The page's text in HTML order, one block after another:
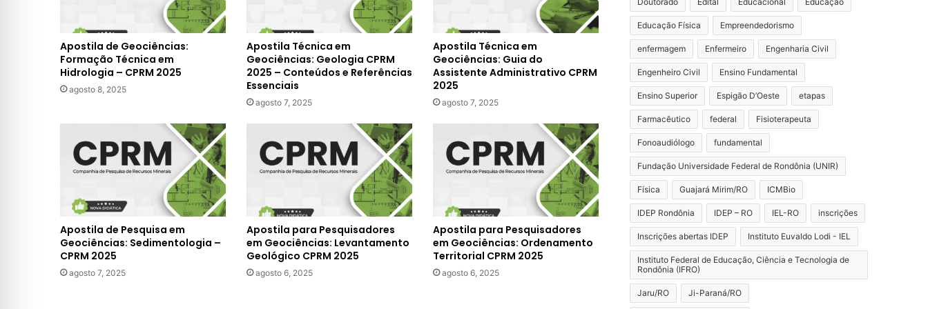
Apostila de Geociências:
Formação Técnica em
Hidrologia – CPRM 2025
agosto 8, 2025
Apostila Técnica em
Geociências: Geologia CPRM
2025 – Conteúdos e Referências
Essenciais
agosto 7, 2025
Apostila Técnica em
Geociências: Guia do
Assistente Administrativo CPRM
2025
agosto 7, 2025
Apostila de Pesquisa em
Geociências: Sedimentologia –
CPRM 2025
agosto 7, 2025
Apostila para Pesquisadores
em Geociências: Levantamento
Geológico CPRM 2025
agosto 6, 2025
Apostila para Pesquisadores
em Geociências: Ordenamento
Territorial CPRM 2025
agosto 6, 2025
Educação Física Empreendedorismo
enfermagem Enfermeiro Engenharia Civil
Engenheiro Civil Ensino Fundamental
Ensino Superior Espigão D’Oeste etapas
Farmacêutico federal Fisioterapeuta
Fonoaudiólogo fundamental
Fundação Universidade Federal de Rondônia (UNIR)
Física Guajará Mirim/RO ICMBio
IDEP Rondônia IDEP – RO IEL-RO inscrições
Inscrições abertas IDEP Instituto Euvaldo Lodi - IEL
Instituto Federal de Educação, Ciência e Tecnologia de
Rondônia (IFRO)
Jaru/RO Ji-Paraná/RO